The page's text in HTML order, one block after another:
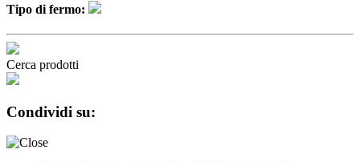
Tipo di fermo:
Cerca prodotti
Condividi su: